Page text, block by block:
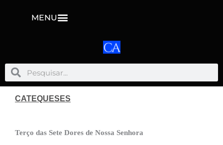
MENU
PesquisarPesquisar
CATEQUESES
Terço das Sete Dores de Nossa Senhora